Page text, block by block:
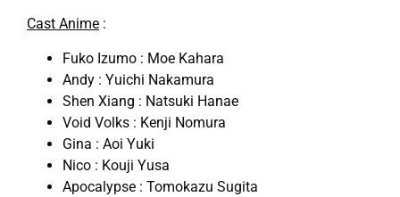
Cast Anime :
Fuko Izumo : Moe Kahara
Andy : Yuichi Nakamura
Shen Xiang : Natsuki Hanae
Void Volks : Kenji Nomura
Gina : Aoi Yuki
Nico : Kouji Yusa
Apocalypse : Tomokazu Sugita